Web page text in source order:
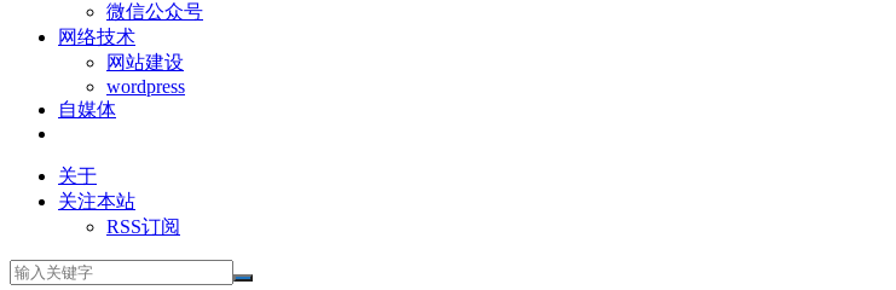
微信公众号
网络技术
网站建设
wordpress
自媒体
关于
关注本站
RSS订阅